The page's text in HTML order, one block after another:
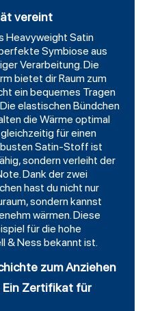
vereint
Heavyweight Satin
Symbiose aus
Verarbeitung. Die
bietet dir Raum zum
ein bequemes Tragen
elastischen Bündchen
die Wärme optimal
für einen
Satin-Stoff ist
sondern verleiht der
Dank der zwei
hast du nicht nur
sondern kannst
wärmen. Diese
für die hohe
& Ness bekannt ist.
zum Anziehen
Ein Zertifikat für